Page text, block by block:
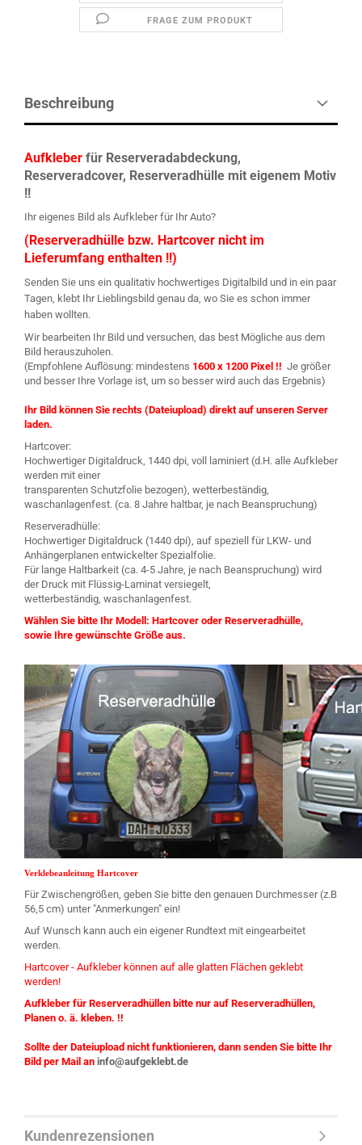
FRAGE ZUM PRODUKT
Beschreibung
Aufkleber für Reserveradabdeckung,
Reserveradcover, Reserveradhülle mit eigenem Motiv
!!
Ihr eigenes Bild als Aufkleber für Ihr Auto?
(Reserveradhülle bzw. Hartcover nicht im
Lieferumfang enthalten !!)
Senden Sie uns ein qualitativ hochwertiges Digitalbild und in ein paar
Tagen, klebt Ihr Lieblingsbild genau da, wo Sie es schon immer
haben wollten.
Wir bearbeiten Ihr Bild und versuchen, das best Mögliche aus dem
Bild herauszuholen.
(Empfohlene Auflösung: mindestens 1600 x 1200 Pixel !! Je größer
und besser Ihre Vorlage ist, um so besser wird auch das Ergebnis)
Ihr Bild können Sie rechts (Dateiupload) direkt auf unseren Server
laden.
Hartcover:
Hochwertiger Digitaldruck, 1440 dpi, voll laminiert (d.H. alle Aufkleber
werden mit einer
transparenten Schutzfolie bezogen), wetterbeständig,
waschanlagenfest. (ca. 8 Jahre haltbar, je nach Beanspruchung)
Reserveradhülle:
Hochwertiger Digitaldruck (1440 dpi), auf speziell für LKW- und
Anhängerplanen entwickelter Spezialfolie.
Für lange Haltbarkeit (ca. 4-5 Jahre, je nach Beanspruchung) wird
der Druck mit Flüssig-Laminat versiegelt,
wetterbeständig, waschanlagenfest.
Wählen Sie bitte Ihr Modell: Hartcover oder Reserveradhülle,
sowie Ihre gewünschte Größe aus.
Verklebeanleitung Hartcover
Für Zwischengrößen, geben Sie bitte den genauen Durchmesser (z.B
56,5 cm) unter "Anmerkungen" ein!
Auf Wunsch kann auch ein eigener Rundtext mit eingearbeitet
werden.
Hartcover - Aufkleber können auf alle glatten Flächen geklebt
werden!
Aufkleber für Reserveradhüllen bitte nur auf Reserveradhüllen,
Planen o. ä. kleben. !!
Sollte der Dateiupload nicht funktionieren, dann senden Sie bitte Ihr
Bild per Mail an info@aufgeklebt.de
Kundenrezensionen